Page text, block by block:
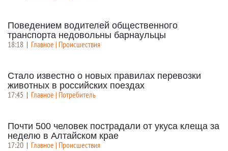
Поведением водителей общественного
транспорта недовольны барнаульцы
18:18 | Главное | Происшествия
Стало известно о новых правилах перевозки
животных в российских поездах
17:45 | Главное | Потребитель
Почти 500 человек пострадали от укуса клеща за
неделю в Алтайском крае
17:20 | Главное | Происшествия